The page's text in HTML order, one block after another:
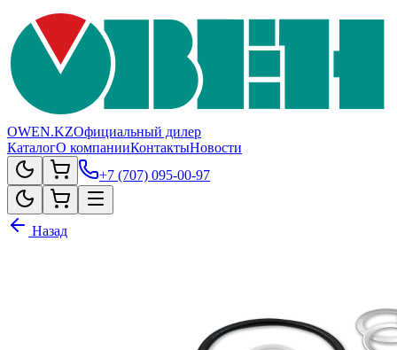
OWEN.KZОфициальный дилер
КаталогО компанииКонтактыНовости
+7 (707) 095-00-97
Назад